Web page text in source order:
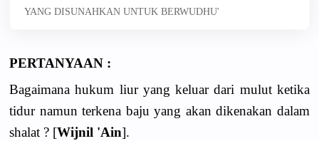
YANG DISUNAHKAN UNTUK BERWUDHU'
PERTANYAAN :
Bagaimana hukum liur yang keluar dari mulut ketika
tidur namun terkena baju yang akan dikenakan dalam
shalat ? [Wijnil 'Ain].